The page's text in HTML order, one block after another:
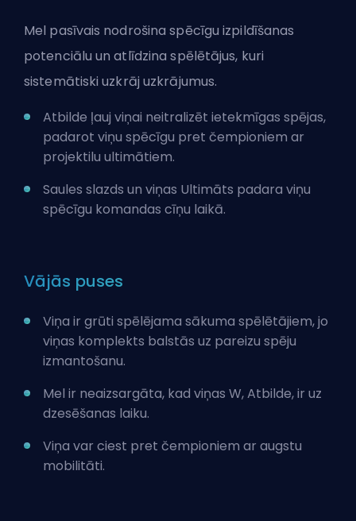
Mel pasīvais nodrošina spēcīgu izpildīšanas
potenciālu un atlīdzina spēlētājus, kuri
sistemātiski uzkrāj uzkrājumus.
Atbilde ļauj viņai neitralizēt ietekmīgas spējas,
padarot viņu spēcīgu pret čempioniem ar
projektilu ultimātiem.
Saules slazds un viņas Ultimāts padara viņu
spēcīgu komandas cīņu laikā.
Vājās puses
Viņa ir grūti spēlējama sākuma spēlētājiem, jo
viņas komplekts balstās uz pareizu spēju
izmantošanu.
Mel ir neaizsargāta, kad viņas W, Atbilde, ir uz
dzesēšanas laiku.
Viņa var ciest pret čempioniem ar augstu
mobilitāti.